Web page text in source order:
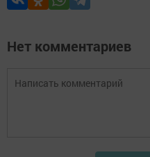
Нет комментариев